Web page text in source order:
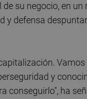
su negocio, en
y defensa
Vamos
y
conseguirlo", ha